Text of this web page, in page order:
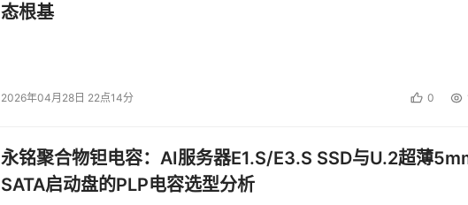
态根基
2026年04月28日 22点14分 0
永铭聚合物钽电容：AI服务器E1.S/E3.S SSD与U.2超薄
SATA启动盘的PLP电容选型分析